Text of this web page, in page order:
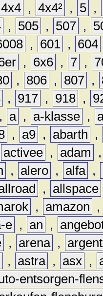
4x4 , 4x4² , 5 ,
, 505 , 507 ,
, 601 , 604
, 6x6 , 7 ,
, 806 , 807 ,
, 917 , 918 ,
, a , a-klasse ,
, a9 , abarth
,
activee , adam
, alero , alfa ,
, allspace
, amazon
e , an ,
, arena ,
, astra , asx ,
entsorgen-